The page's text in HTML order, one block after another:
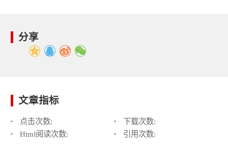
分享
文章指标
点击次数:
下载次数:
Html阅读次数:
引用次数: